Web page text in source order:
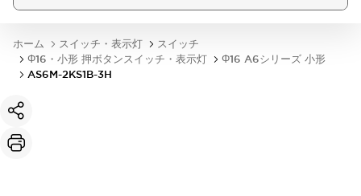
ホーム スイッチ・表示灯
スイッチ
Φ16・小形 押ボタンスイッチ・表示灯
Φ16 A6シリーズ 小形
AS6M-2KS1B-3H